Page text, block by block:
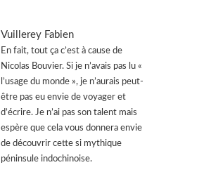
Vuillerey Fabien
En fait, tout ça c’est à cause de
Nicolas Bouvier. Si je n’avais pas lu «
l’usage du monde », je n’aurais peut-
être pas eu envie de voyager et
d’écrire. Je n’ai pas son talent mais
espère que cela vous donnera envie
de découvrir cette si mythique
péninsule indochinoise.